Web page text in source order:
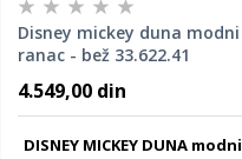
Disney mickey duna modni
ranac - bež 33.622.41
4.549,00 din
DISNEY MICKEY DUNA modni